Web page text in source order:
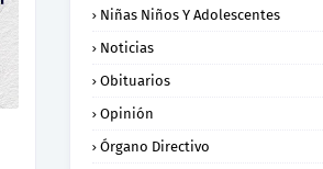
Niñas Niños Y Adolescentes
Noticias
Obituarios
Opinión
Órgano Directivo